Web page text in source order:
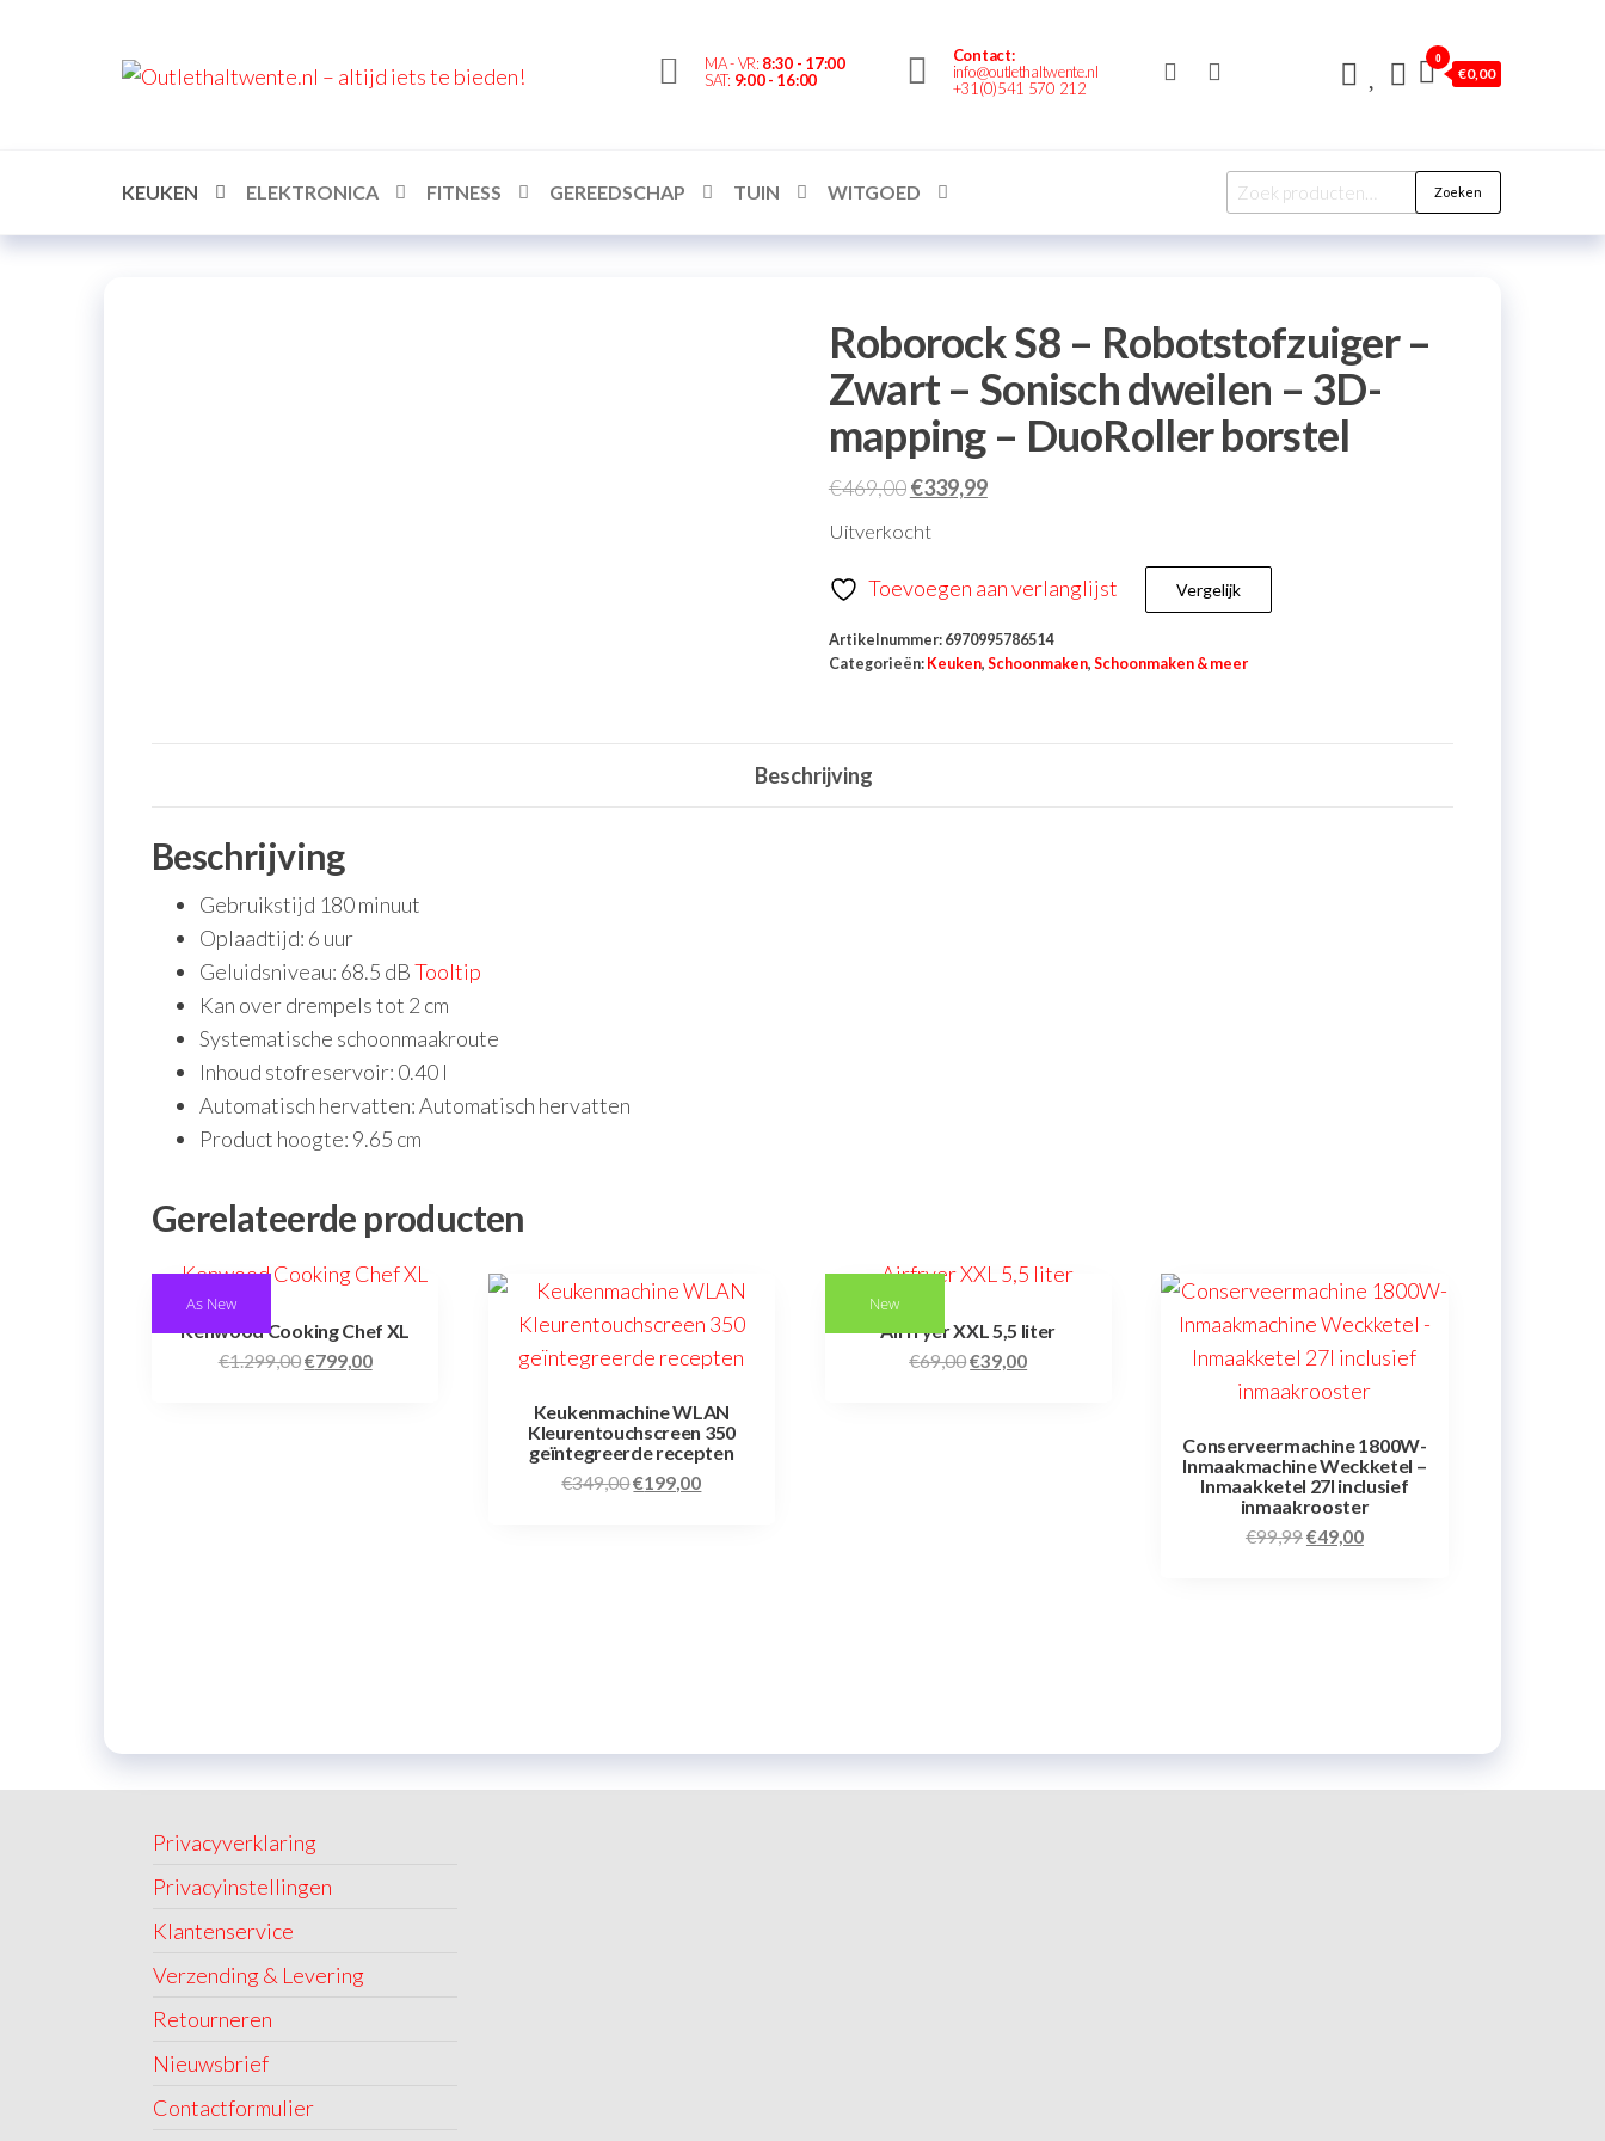
Outlethaltwente.nl
MA - VR: 8:30 - 17:00
SAT: 9:00 - 16:00
Contact:
info@outlethaltwente.nl
+31(0)541 570 212
0
€0,00
KEUKEN ELEKTRONICA FITNESS GEREEDSCHAP TUIN WITGOED Zoeken
Roborock S8 – Robotstofzuiger –
Zwart – Sonisch dweilen – 3D-
mapping – DuoRoller borstel
€469,00€339,99
Uitverkocht
Toevoegen aan verlanglijst Vergelijk
Artikelnummer: 6970995786514
Categorieën: Keuken, Schoonmaken, Schoonmaken & meer
Beschrijving
Beschrijving
Gebruikstijd 180 minuut
Oplaadtijd: 6 uur
Geluidsniveau: 68.5 dBTooltip
Kan over drempels tot 2 cm
Systematische schoonmaakroute
Inhoud stofreservoir: 0.40 l
Automatisch hervatten: Automatisch hervatten
Product hoogte: 9.65 cm
Gerelateerde producten
As New
Kenwood Cooking Chef XL
€1.299,00€799,00
Keukenmachine WLAN
Kleurentouchscreen 350
geïntegreerde recepten
€349,00€199,00
New
Airfryer XXL 5,5 liter
€69,00€39,00
Conserveermachine 1800W-
Inmaakmachine Weckketel –
Inmaakketel 27l inclusief
inmaakrooster
€99,99€49,00
Privacyverklaring
Privacyinstellingen
Klantenservice
Verzending & Levering
Retourneren
Nieuwsbrief
Contactformulier